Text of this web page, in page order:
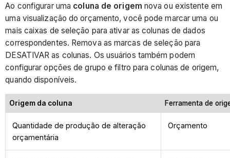
Ao configurar uma coluna de origem nova ou existente em
uma visualização do orçamento, você pode marcar uma ou
mais caixas de seleção para ativar as colunas de dados
correspondentes. Remova as marcas de seleção para
DESATIVAR as colunas. Os usuários também podem
configurar opções de grupo e filtro para colunas de origem,
quando disponíveis.
Origem da coluna Ferramenta de
Quantidade de produção de alteração
orçamentária
Orçamento